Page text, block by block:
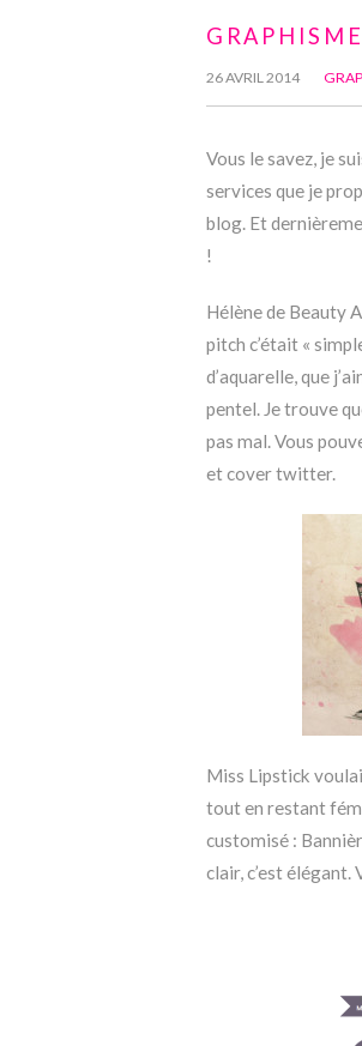
26 AVRIL 2014
Vous le savez, je
services que je
blog. Et
!
Hélène de Beauty
pitch c’était «
d’aquarelle, que
pentel. Je trouve
pas mal. Vous
et cover twitter.
Miss Lipstick
tout en restant
customisé :
clair, c’est élégant.